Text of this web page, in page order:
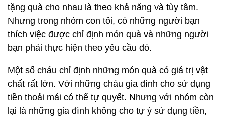
tặng quà cho nhau là theo khả năng và tùy tâm.
Nhưng trong nhóm con tôi, có những người bạn
thích việc được chỉ định món quà và những người
bạn phải thực hiện theo yêu cầu đó.
Một số cháu chỉ định những món quà có giá trị vật
chất rất lớn. Với những cháu gia đình cho sử dụng
tiền thoải mái có thể tự quyết. Nhưng với nhóm còn
lại là những gia đình không cho tự ý sử dụng tiền,